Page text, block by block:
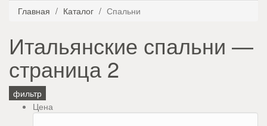
Главная
Каталог Спальни
Итальянские спальни —
страница 2
фильтр
Цена